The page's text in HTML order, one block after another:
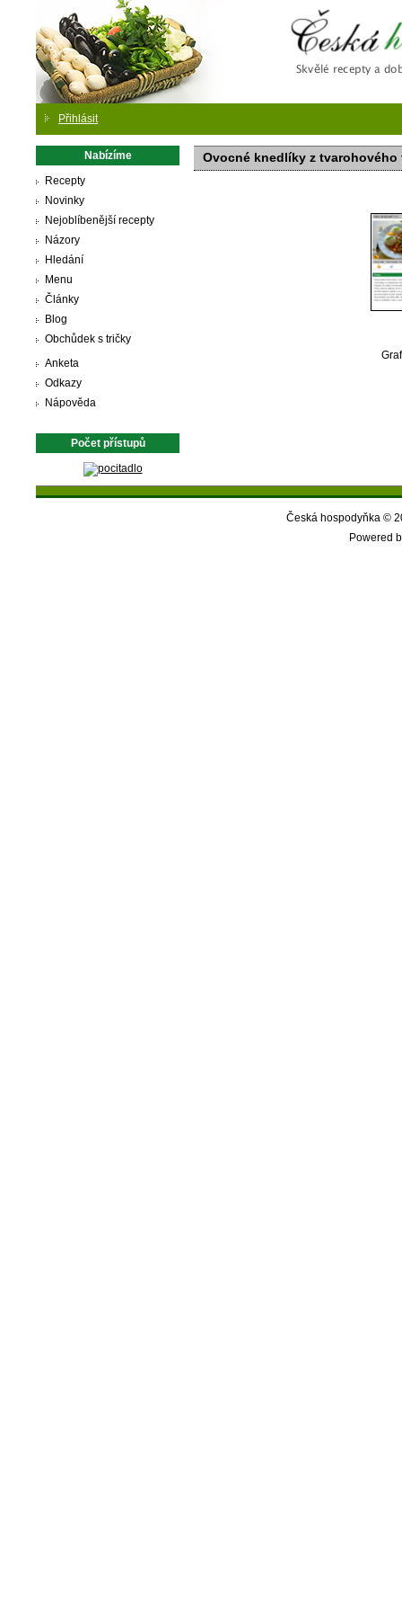
Přihlásit
Nabízíme
Recepty
Novinky
Nejoblíbenější recepty
Názory
Hledání
Menu
Články
Blog
Obchůdek s tričky
Anketa
Odkazy
Nápověda
Počet přístupů
Ovocné knedlíky z tvarohového
Česká hospodyňka ©
Powered